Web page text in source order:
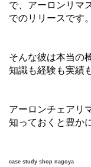
で、アーロンリマ
でのリリースです。
そんな彼は本当の
知識も経験も実績
アーロンチェアリ
知っておくと豊か
case study shop nagoya